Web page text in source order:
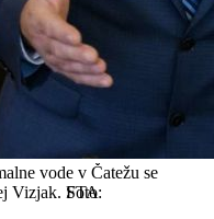
vode v Čatežu se
Vizjak. STA